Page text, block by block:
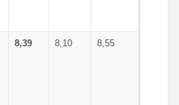
8,39 8,10 8,55